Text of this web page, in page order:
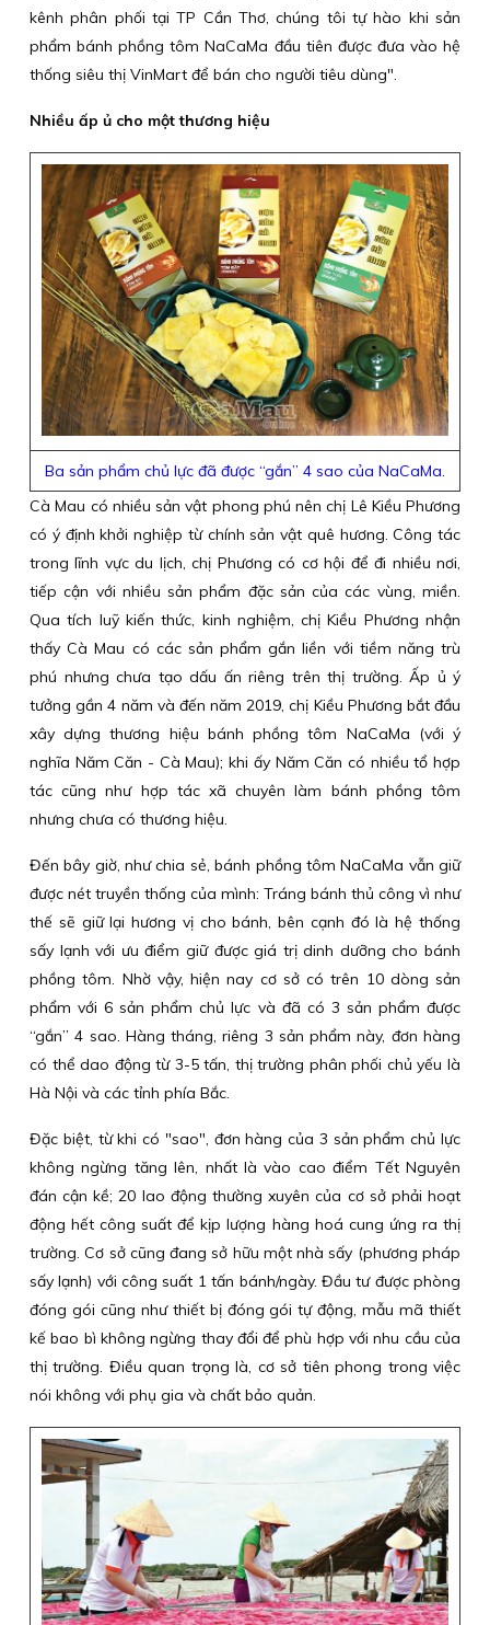
kênh phân phối tại TP Cần Thơ, chúng tôi tự hào khi sản
phẩm bánh phồng tôm NaCaMa đầu tiên được đưa vào hệ
thống siêu thị VinMart để bán cho người tiêu dùng".
Nhiều ấp ủ cho một thương hiệu
Ba sản phẩm chủ lực đã được “gắn” 4 sao của NaCaMa.
Cà Mau có nhiều sản vật phong phú nên chị Lê Kiều Phương
có ý định khởi nghiệp từ chính sản vật quê hương. Công tác
trong lĩnh vực du lịch, chị Phương có cơ hội để đi nhiều nơi,
tiếp cận với nhiều sản phẩm đặc sản của các vùng, miền.
Qua tích luỹ kiến thức, kinh nghiệm, chị Kiều Phương nhận
thấy Cà Mau có các sản phẩm gắn liền với tiềm năng trù
phú nhưng chưa tạo dấu ấn riêng trên thị trường. Ấp ủ ý
tưởng gần 4 năm và đến năm 2019, chị Kiều Phương bắt đầu
xây dựng thương hiệu bánh phồng tôm NaCaMa (với ý
nghĩa Năm Căn - Cà Mau); khi ấy Năm Căn có nhiều tổ hợp
tác cũng như hợp tác xã chuyên làm bánh phồng tôm
nhưng chưa có thương hiệu.
Đến bây giờ, như chia sẻ, bánh phồng tôm NaCaMa vẫn giữ
được nét truyền thống của mình: Tráng bánh thủ công vì như
thế sẽ giữ lại hương vị cho bánh, bên cạnh đó là hệ thống
sấy lạnh với ưu điểm giữ được giá trị dinh dưỡng cho bánh
phồng tôm. Nhờ vậy, hiện nay cơ sở có trên 10 dòng sản
phẩm với 6 sản phẩm chủ lực và đã có 3 sản phẩm được
“gắn” 4 sao. Hàng tháng, riêng 3 sản phẩm này, đơn hàng
có thể dao động từ 3-5 tấn, thị trường phân phối chủ yếu là
Hà Nội và các tỉnh phía Bắc.
Đặc biệt, từ khi có "sao", đơn hàng của 3 sản phẩm chủ lực
không ngừng tăng lên, nhất là vào cao điểm Tết Nguyên
đán cận kề; 20 lao động thường xuyên của cơ sở phải hoạt
động hết công suất để kịp lượng hàng hoá cung ứng ra thị
trường. Cơ sở cũng đang sở hữu một nhà sấy (phương pháp
sấy lạnh) với công suất 1 tấn bánh/ngày. Đầu tư được phòng
đóng gói cũng như thiết bị đóng gói tự động, mẫu mã thiết
kế bao bì không ngừng thay đổi để phù hợp với nhu cầu của
thị trường. Điều quan trọng là, cơ sở tiên phong trong việc
nói không với phụ gia và chất bảo quản.